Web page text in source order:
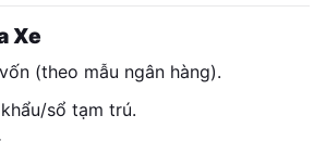
Xe
(theo mẫu ngân hàng).
sổ tạm trú.